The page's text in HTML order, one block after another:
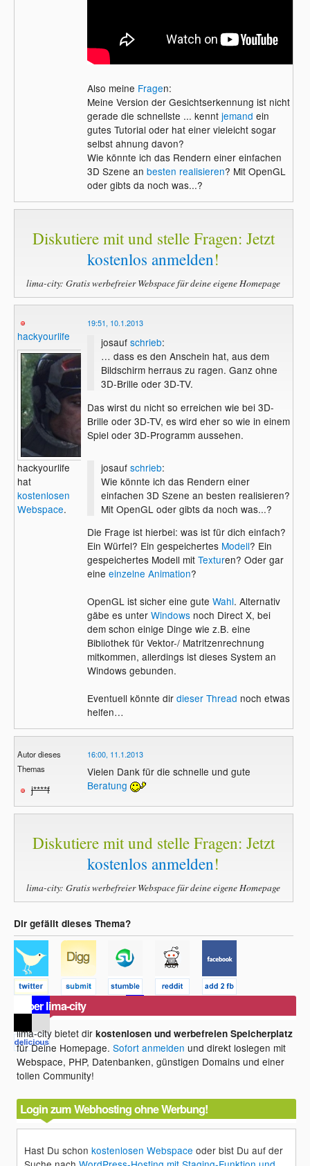
Also meine Fragen:
Meine Version der Gesichtserkennung ist nicht
gerade die schnellste ... kennt jemand ein
gutes Tutorial oder hat einer vieleicht sogar
selbst ahnung davon?
Wie könnte ich das Rendern einer einfachen
3D Szene an besten realisieren? Mit OpenGL
oder gibts da noch was...?
Diskutiere mit und stelle Fragen: Jetzt
kostenlos anmelden!
lima-city: Gratis werbefreier Webspace für deine eigene Homepage
hackyourlife
hackyourlife
hat
kostenlosen
Webspace.
19:51, 10.1.2013
josauf schrieb:
… dass es den Anschein hat, aus dem
Bildschirm herraus zu ragen. Ganz ohne
3D-Brille oder 3D-TV.
Das wirst du nicht so erreichen wie bei 3D-
Brille oder 3D-TV, es wird eher so wie in einem
Spiel oder 3D-Programm aussehen.
josauf schrieb:
Wie könnte ich das Rendern einer
einfachen 3D Szene an besten realisieren?
Mit OpenGL oder gibts da noch was...?
Die Frage ist hierbei: was ist für dich einfach?
Ein Würfel? Ein gespeichertes Modell? Ein
gespeichertes Modell mit Texturen? Oder gar
eine einzelne Animation?
OpenGL ist sicher eine gute Wahl. Alternativ
gäbe es unter Windowsnoch Direct X, bei
dem schon einige Dinge wie z.B. eine
Bibliothek für Vektor-/ Matritzenrechnung
mitkommen, allerdings ist dieses System an
Windows gebunden.
Eventuell könnte dir dieser Thread noch etwas
helfen…
Autor dieses
Themas
j****f
16:00, 11.1.2013
Vielen Dank für die schnelle und gute
Beratung
Diskutiere mit und stelle Fragen: Jetzt
kostenlos anmelden!
lima-city: Gratis werbefreier Webspace für deine eigene Homepage
Dir gefällt dieses Thema?
Über lima-city
lima-city bietet dirkostenlosen und werbefreien Speicherplatz
für Deine Homepage.Sofort anmelden und direkt loslegen mit
Webspace, PHP, Datenbanken, günstigen Domains und einer
tollen Community!
Login zum Webhosting ohne Werbung!
Hast Du schonkostenlosen Webspace oder bist Du auf der